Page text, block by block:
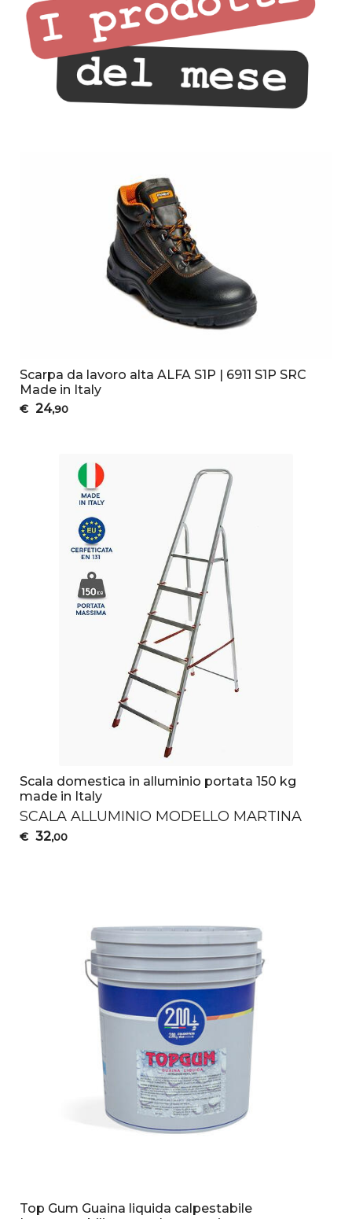
Scarpa da lavoro alta ALFA S1P | 6911 S1P SRC
Made in Italy
€ 24,90
Scala domestica in alluminio portata 150 kg
made in Italy
SCALA ALLUMINIO MODELLO MARTINA
€ 32,00
Top Gum Guaina liquida calpestabile